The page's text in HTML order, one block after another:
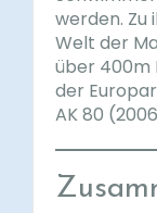
werden. Zu
Welt der
über 400m
der
AK 80